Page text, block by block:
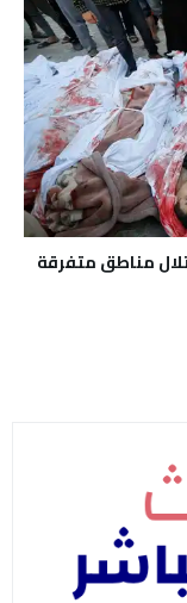
مناطق متفرقة